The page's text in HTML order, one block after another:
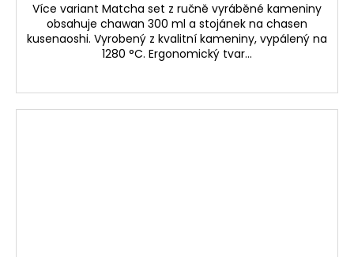
Více variant Matcha set z ručně vyráběné kameniny
obsahuje chawan 300 ml a stojánek na chasen
kusenaoshi. Vyrobený z kvalitní kameniny, vypálený na
1280 °C. Ergonomický tvar...